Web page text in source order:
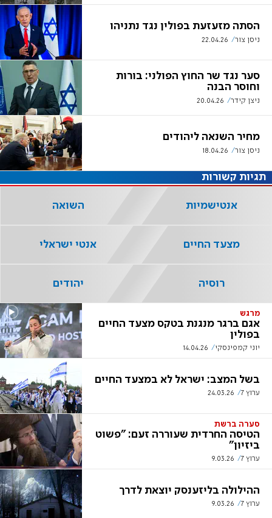
הסתה מזעזעת בפולין נגד נתניהו
ניסן צור 22.04.26
סער נגד שר החוץ הפולני: בורות
וחוסר הבנה
ניצן קידר 20.04.26
מחיר השנאה ליהודים
ניסן צור 18.04.26
מרגש
אגם ברגר מנגנת בטקס מצעד החיים
בפולין
יוני קמפינסקי 14.04.26
בשל המצב: ישראל לא במצעד החיים
ערוץ 7 24.03.26
סערה ברשת
הטיסה החרדית שעוררה זעם: "פשוט
ביזיון"
ערוץ 7 9.03.26
ההילולה בליזענסק יוצאת לדרך
ערוץ 7 9.03.26
תגיות קשורות
אנטישמיות השואה
מצעד החיים אנטי ישראלי
רוסיה יהודים